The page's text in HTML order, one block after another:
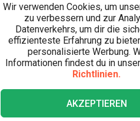
REGISTRIEREN
Wir verwenden Cookies, um
zu verbessern und zur
Datenverkehrs, um dir die
effizienteste Erfahrung zu
personalisierte Werbung.
Informationen findest du in
Richtlinien.
AKZEPTIEREN